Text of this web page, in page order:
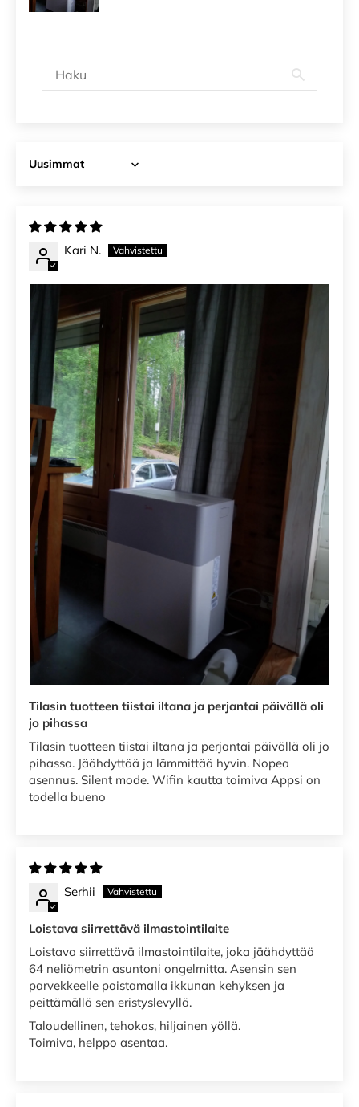
Sort by
Kari N.
Tilasin tuotteen tiistai iltana ja perjantai päivällä oli
jo pihassa
Tilasin tuotteen tiistai iltana ja perjantai päivällä oli jo
pihassa. Jäähdyttää ja lämmittää hyvin. Nopea
asennus. Silent mode. Wifin kautta toimiva Appsi on
todella bueno
Serhii
Loistava siirrettävä ilmastointilaite
Loistava siirrettävä ilmastointilaite, joka jäähdyttää
64 neliömetrin asuntoni ongelmitta. Asensin sen
parvekkeelle poistamalla ikkunan kehyksen ja
peittämällä sen eristyslevyllä.
Taloudellinen, tehokas, hiljainen yöllä.
Toimiva, helppo asentaa.